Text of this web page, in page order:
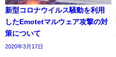
新型コロナウイルス騒動を利用
したEmotetマルウェア攻撃の対
策について
2020年3月17日